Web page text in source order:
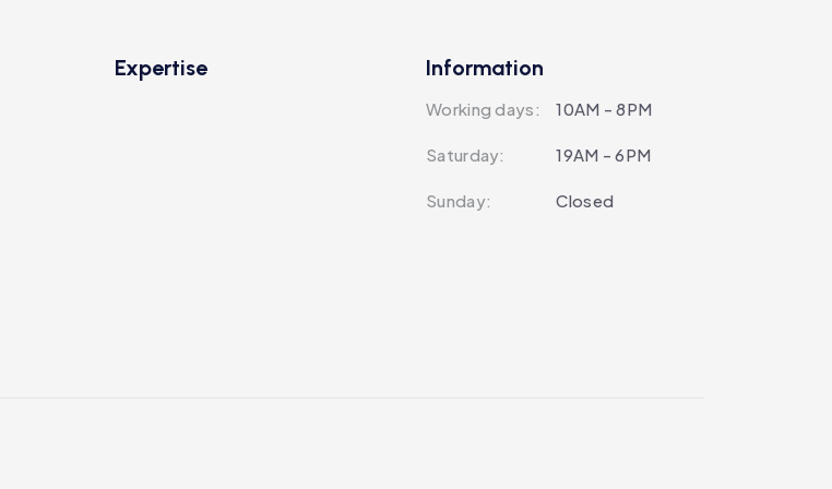
Expertise Information
Working days: 10AM - 8PM
Saturday: 19AM - 6PM
Sunday: Closed